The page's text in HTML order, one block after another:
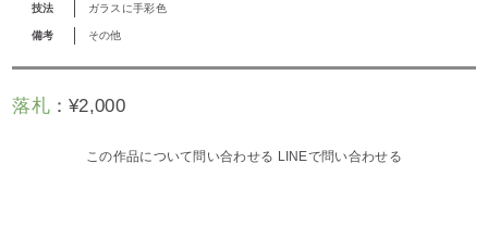
技法 ガラスに手彩色
備考 その他
落札：¥2,000
この作品について問い合わせる LINEで問い合わせる